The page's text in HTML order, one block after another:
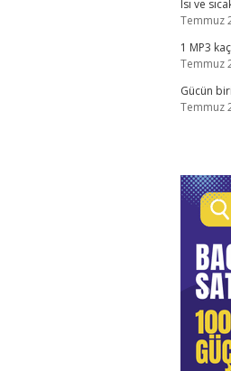
Isı ve
Temmuz
1 MP3
Temmuz
Gücün
Temmuz